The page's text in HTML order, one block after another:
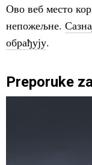
Ово веб место
непожељне.
обрађују.
Preporuke